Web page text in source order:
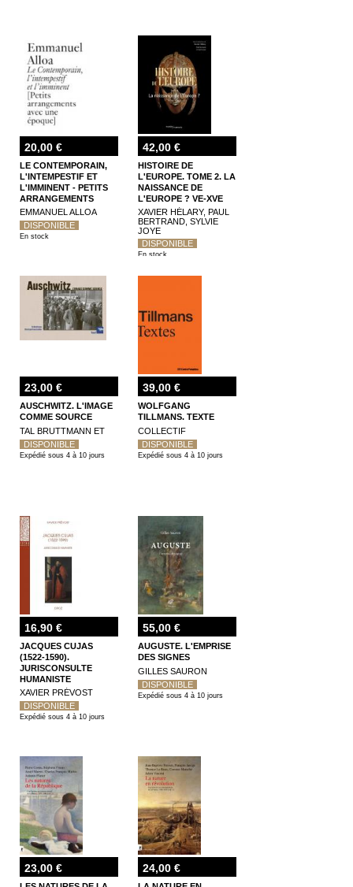
20,00 €
LE CONTEMPORAIN,
L'INTEMPESTIF ET
L'IMMINENT - PETITS
ARRANGEMENTS
AVEC UNE EPOQUE
EMMANUEL ALLOA
DISPONIBLE
En stock
42,00 €
HISTOIRE DE
L'EUROPE. TOME 2. LA
NAISSANCE DE
L'EUROPE ? VE-XVE
SIÈCLE
XAVIER HÉLARY, PAUL
BERTRAND, SYLVIE
JOYE
DISPONIBLE
En stock
23,00 €
AUSCHWITZ. L'IMAGE
COMME SOURCE
TAL BRUTTMANN ET
DISPONIBLE
Expédié sous 4 à 10 jours
39,00 €
WOLFGANG
TILLMANS. TEXTE
COLLECTIF
DISPONIBLE
Expédié sous 4 à 10 jours
16,90 €
JACQUES CUJAS
(1522-1590).
JURISCONSULTE
HUMANISTE
XAVIER PRÉVOST
DISPONIBLE
Expédié sous 4 à 10 jours
55,00 €
AUGUSTE. L'EMPRISE
DES SIGNES
GILLES SAURON
DISPONIBLE
Expédié sous 4 à 10 jours
23,00 € 24,00 €